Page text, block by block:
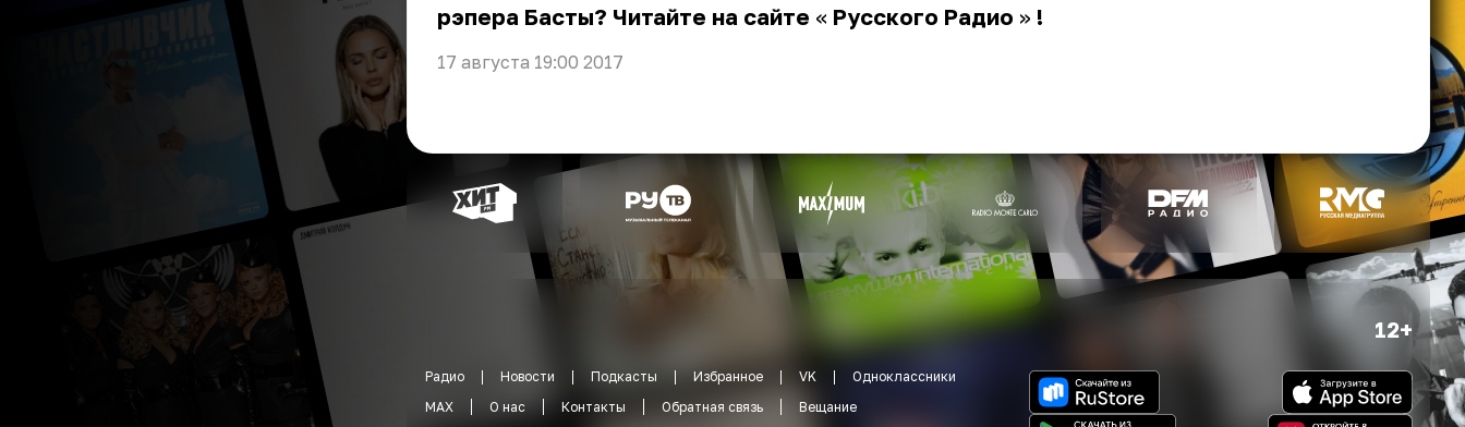
рэпера Басты? Читайте на сайте « Русского Радио » !
17 августа 19:00 2017
12+
Радио Новости Подкасты Избранное VK
Одноклассники
MAX
О нас Контакты Обратная связь Вещание